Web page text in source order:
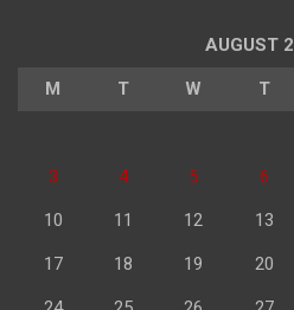
AUGUST
M T W T
3 4 5 6
10 11 12 13
17 18 19 20